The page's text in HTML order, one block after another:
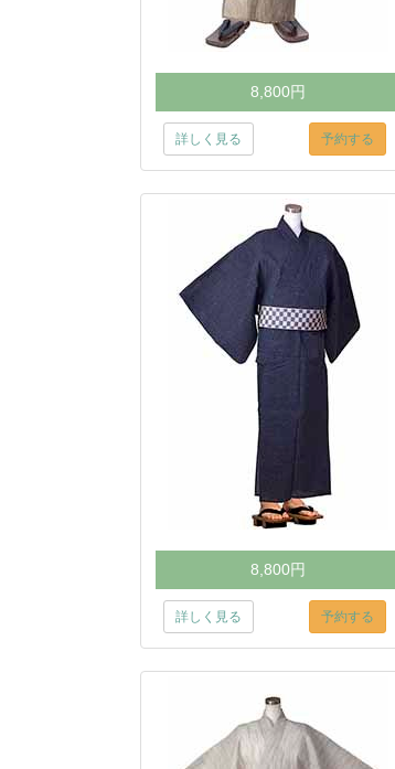
8,800円
詳しく見る 予約する
8,800円
詳しく見る 予約する